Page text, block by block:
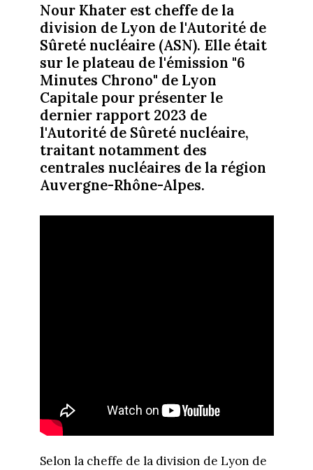
Nour Khater est cheffe de la
division de Lyon de l'Autorité de
Sûreté nucléaire (ASN). Elle était
sur le plateau de l'émission "6
Minutes Chrono" de Lyon
Capitale pour présenter le
dernier rapport 2023 de
l'Autorité de Sûreté nucléaire,
traitant notamment des
centrales nucléaires de la région
Auvergne-Rhône-Alpes.
Selon la cheffe de la division de Lyon de